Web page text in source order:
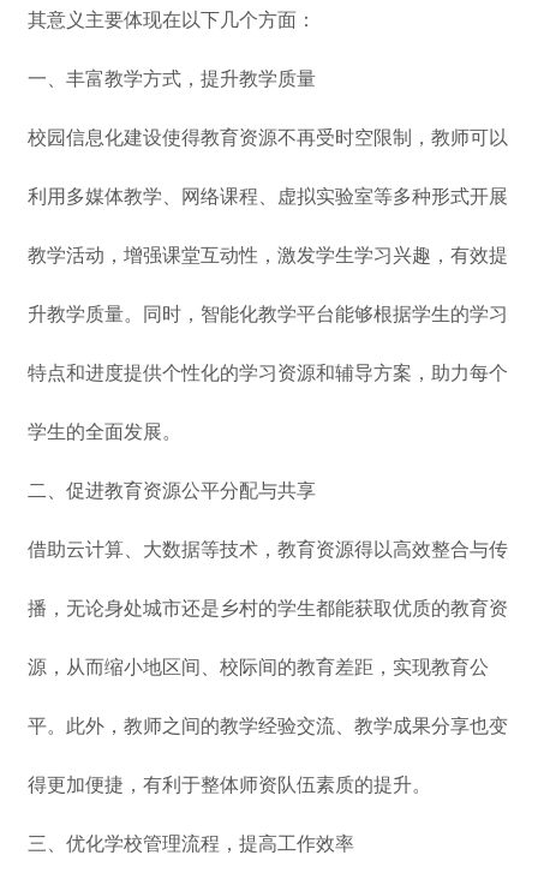
其意义主要体现在以下几个方面：
一、丰富教学方式，提升教学质量
校园信息化建设使得教育资源不再受时空限制，教师可以
利用多媒体教学、网络课程、虚拟实验室等多种形式开展
教学活动，增强课堂互动性，激发学生学习兴趣，有效提
升教学质量。同时，智能化教学平台能够根据学生的学习
特点和进度提供个性化的学习资源和辅导方案，助力每个
学生的全面发展。
二、促进教育资源公平分配与共享
借助云计算、大数据等技术，教育资源得以高效整合与传
播，无论身处城市还是乡村的学生都能获取优质的教育资
源，从而缩小地区间、校际间的教育差距，实现教育公
平。此外，教师之间的教学经验交流、教学成果分享也变
得更加便捷，有利于整体师资队伍素质的提升。
三、优化学校管理流程，提高工作效率